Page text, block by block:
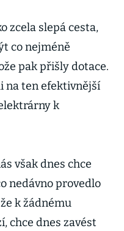
zcela slepá cesta,
co nejméně
pak přišly dotace.
na ten efektivnější
k
však dnes chce
nedávno provedlo
k žádnému
chce dnes zavést